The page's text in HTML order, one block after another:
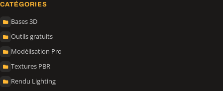
CATÉGORIES
Bases 3D
Outils gratuits
Modélisation Pro
Textures PBR
Rendu Lighting